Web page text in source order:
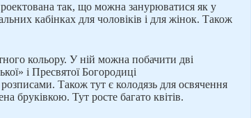
так, що можна занурюватися як у
кабінках для чоловіків і для жінок. Також
кольору. У ній можна побачити дві
і Пресвятої Богородиці
Також тут є колодязь для освячення
бруківкою. Тут росте багато квітів.